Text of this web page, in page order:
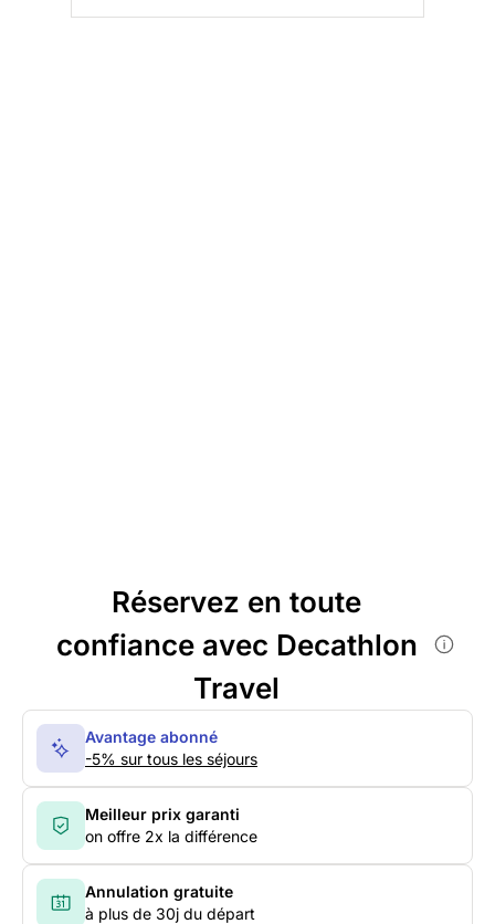
Réservez en toute
confiance avec Decathlon
Travel
Avantage abonné
-5% sur tous les séjours
Meilleur prix garanti
on offre 2x la différence
Annulation gratuite
à plus de 30j du départ